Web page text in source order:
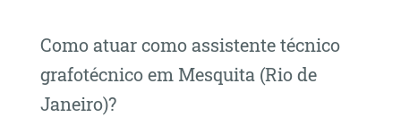
Como atuar como assistente técnico
grafotécnico em Mesquita (Rio de
Janeiro)?